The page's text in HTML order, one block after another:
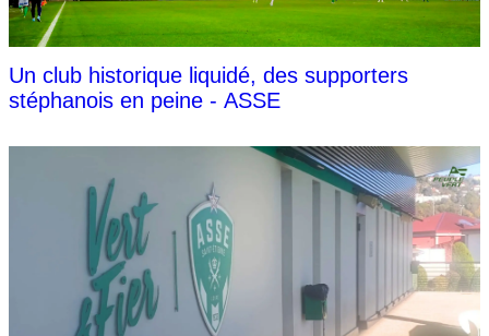
Un club historique liquidé, des supporters
stéphanois en peine - ASSE